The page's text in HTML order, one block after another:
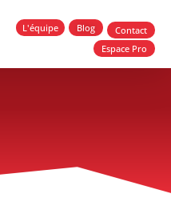
L'équipe Blog
Contact
Espace Pro